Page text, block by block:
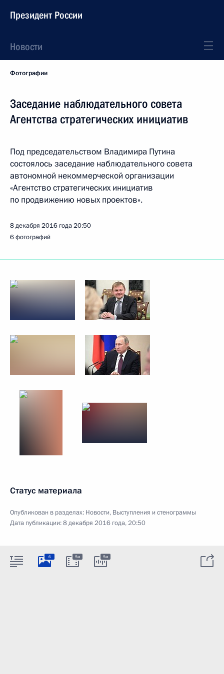
Президент России
Новости
Фотографии
Заседание наблюдательного совета
Агентства стратегических инициатив
Под председательством Владимира Путина
состоялось заседание наблюдательного совета
автономной некоммерческой организации
«Агентство стратегических инициатив
по продвижению новых проектов».
8 декабря 2016 года20:50
6 фотографий
Статус материала
Опубликован в разделах: Новости, Выступления и стенограммы
Дата публикации:8 декабря 2016 года, 20:50
6 5м 5м